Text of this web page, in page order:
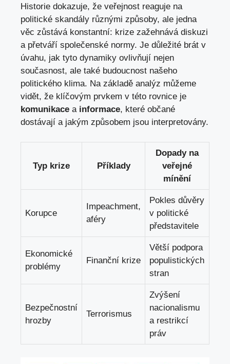
Historie dokazuje, že veřejnost reaguje na
politické skandály různými způsoby, ale jedna
věc zůstává konstantní: krize zažehnává diskuzi
a přetváří společenské normy. Je důležité brát v
úvahu, jak tyto dynamiky ovlivňují nejen
současnost, ale také budoucnost našeho
politického klima. Na základě analýz můžeme
vidět, že klíčovým prvkem v této rovnice je
komunikace a informace, které občané
dostávají a jakým způsobem jsou interpretovány.
Typ krize Příklady
Dopady na
veřejné
mínění
Korupce
Impeachment,
aféry
Pokles důvěry
v politické
představitele
Ekonomické
problémy
Finanční krize
Větší podpora
populistických
stran
Bezpečnostní
hrozby
Terrorismus
Zvýšení
nacionalismu
a restrikcí
práv